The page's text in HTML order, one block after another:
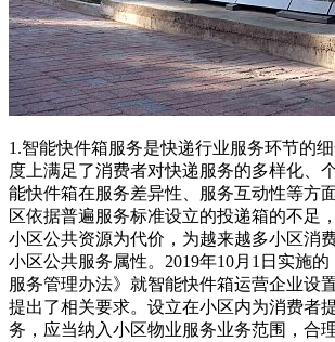
1.智能快件箱服务是快递行业服务环节的
度上满足了消费者对快递服务的多样化、
能快件箱在服务差异性、服务互动性等方
区依据普遍服务标准设立的投递箱的不足
小区公共资源为代价，为越来越多小区消
小区公共服务属性。2019年10月1日实施
服务管理办法》就智能快件箱运营企业设
提出了相关要求。设立在小区内为消费者
务，应当纳入小区物业服务业务范围，合